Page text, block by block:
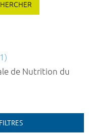
de Nutrition du